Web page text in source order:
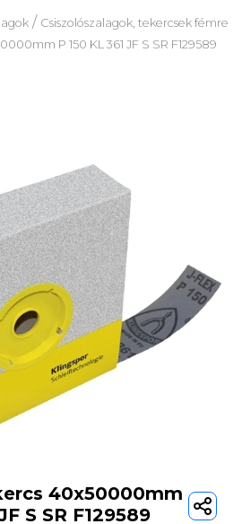
P 150 KL 361 JF S SR F129589
Csiszolószalagok, tekercsek fémre
/
40x50000mm
S SR F129589